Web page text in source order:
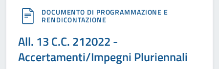
DOCUMENTO DI PROGRAMMAZIONE E
RENDICONTAZIONE
All. 13 C.C. 212022 -
Accertamenti/Impegni Pluriennali